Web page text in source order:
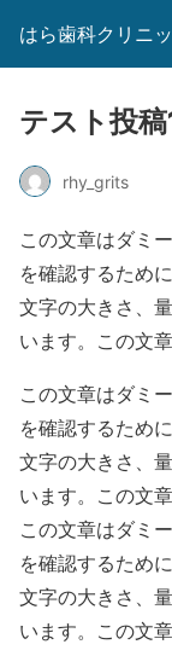
はら歯科クリニ
テスト投
rhy_grits
この文章はダミ
を確認するため
文字の大きさ、
います。この文
この文章はダミ
を確認するため
文字の大きさ、
います。この文
この文章はダミ
を確認するため
文字の大きさ、
います。この文